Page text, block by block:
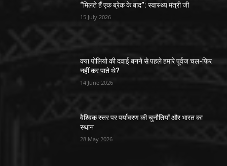
“मिलते हैं एक ब्रेक के बाद”: स्वास्थ्य मंत्री जी
15 July 2026
क्या पोलियो की दवाई बनने से पहले हमारे पूर्वज चल-फिर
नहीं कर पाते थे?
14 June 2026
वैश्विक स्तर पर पर्यावरण की चुनौतियाँ और भारत का
स्थान
28 May 2026